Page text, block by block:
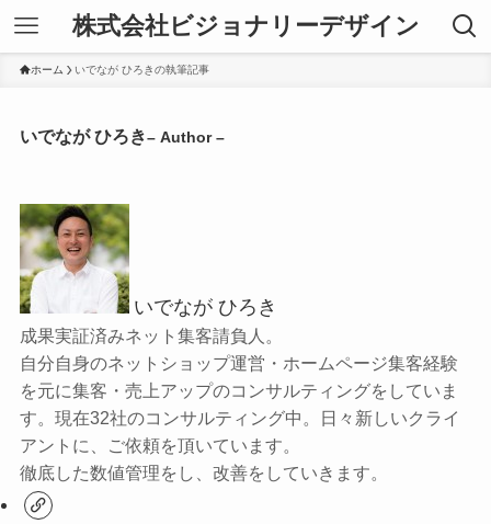
株式会社ビジョナリーデザイン
ホーム いでなが ひろきの執筆記事
いでなが ひろき– Author –
いでなが ひろき
成果実証済みネット集客請負人。
自分自身のネットショップ運営・ホームページ集客経験
を元に集客・売上アップのコンサルティングをしていま
す。現在32社のコンサルティング中。日々新しいクライ
アントに、ご依頼を頂いています。
徹底した数値管理をし、改善をしていきます。